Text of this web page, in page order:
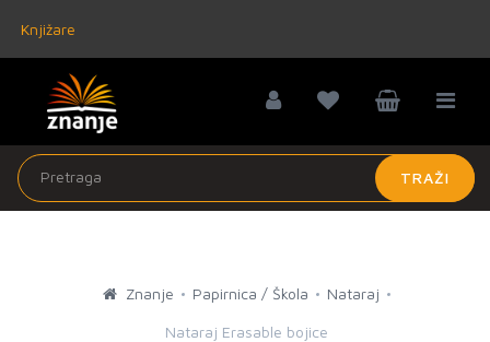
Knjižare
TRAŽI
Znanje Papirnica / Škola Nataraj
Nataraj Erasable bojice